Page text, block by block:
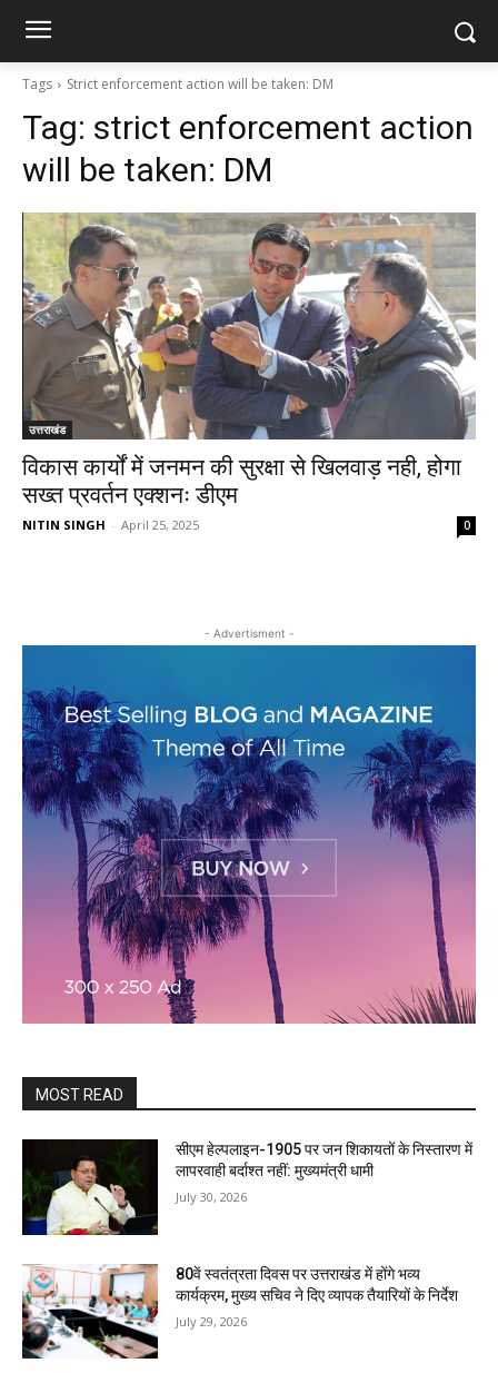
Tags Strict enforcement action will be taken: DM
Tag: strict enforcement action
will be taken: DM
उत्तराखंड
विकास कार्यों में जनमन की सुरक्षा से खिलवाड़ नही, होगा
सख्त प्रवर्तन एक्शनः डीएम
NITIN SINGH - April 25, 2025 0
- Advertisment -
MOST READ
सीएम हेल्पलाइन-1905 पर जन शिकायतों के निस्तारण में
लापरवाही बर्दाश्त नहीं: मुख्यमंत्री धामी
July 30, 2026
80वें स्वतंत्रता दिवस पर उत्तराखंड में होंगे भव्य
कार्यक्रम, मुख्य सचिव ने दिए व्यापक तैयारियों के निर्देश
July 29, 2026